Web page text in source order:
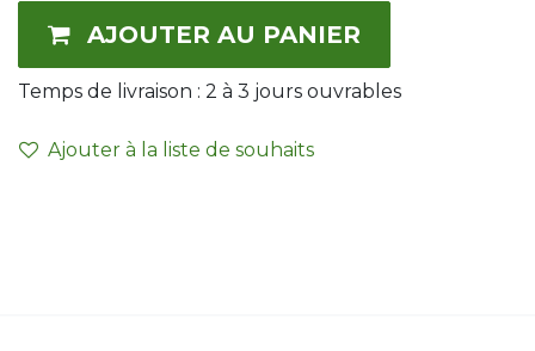
AJOUTER AU PANIER
Temps de livraison : 2 à 3 jours ouvrables
Ajouter à la liste de souhaits